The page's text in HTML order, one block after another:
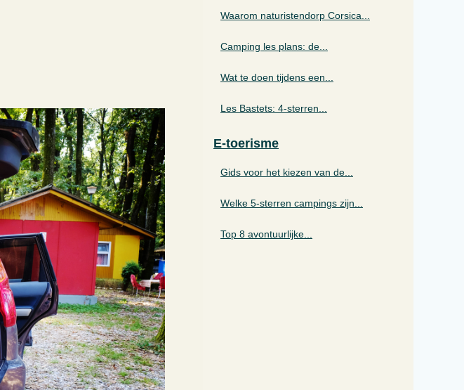
Waarom naturistendorp Corsica...
Camping les plans: de...
Wat te doen tijdens een...
Les Bastets: 4-sterren...
E-toerisme
Gids voor het kiezen van de...
Welke 5-sterren campings zijn...
Top 8 avontuurlijke...